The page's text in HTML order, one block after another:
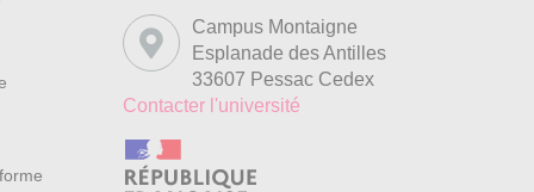
Campus Montaigne
Esplanade des Antilles
33607 Pessac Cedex
Contacter l'université